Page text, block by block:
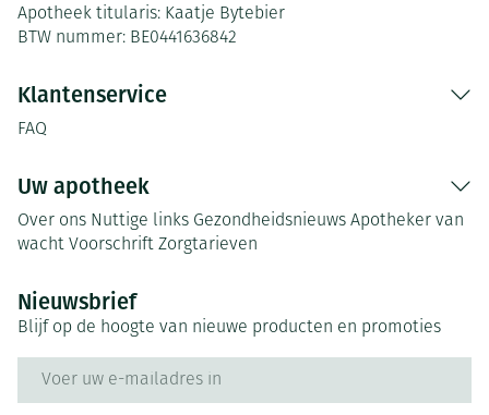
Apotheek titularis: Kaatje Bytebier
BTW nummer: BE0441636842
Klantenservice
FAQ
Uw apotheek
Over ons Nuttige links Gezondheidsnieuws Apotheker van
wacht Voorschrift Zorgtarieven
Nieuwsbrief
Blijf op de hoogte van nieuwe producten en promoties